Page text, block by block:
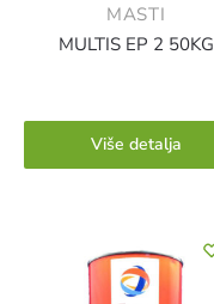
MASTI
MULTIS EP 2 50KG
Više detalja